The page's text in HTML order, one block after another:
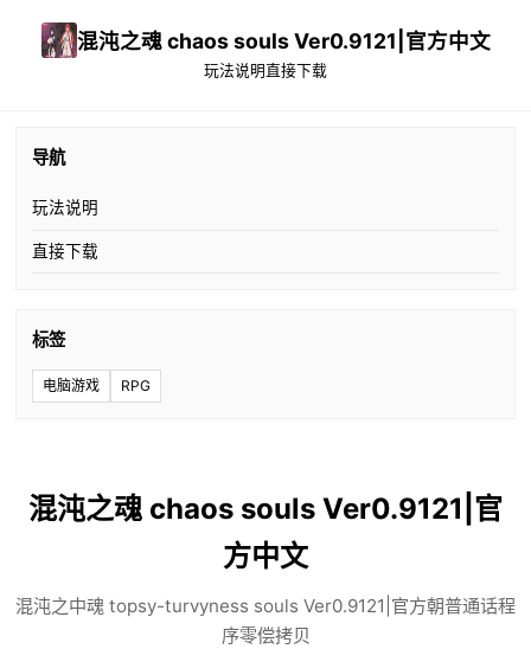
混沌之魂 chaos souls Ver0.9121|官方中文
玩法说明 直接下载
导航
玩法说明
直接下载
标签
电脑游戏 RPG
混沌之魂 chaos souls Ver0.9121|官
方中文
混沌之中魂 topsy-turvyness souls Ver0.9121|官方朝普通话程
序零偿拷贝